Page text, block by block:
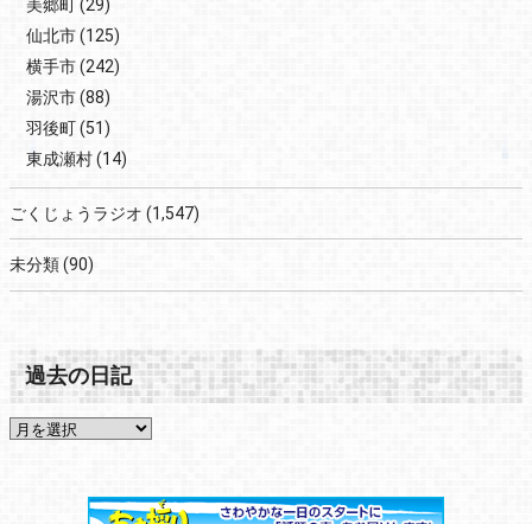
美郷町(29)
仙北市(125)
横手市(242)
湯沢市(88)
羽後町(51)
東成瀬村(14)
ごくじょうラジオ (1,547)
未分類(90)
過去の日記